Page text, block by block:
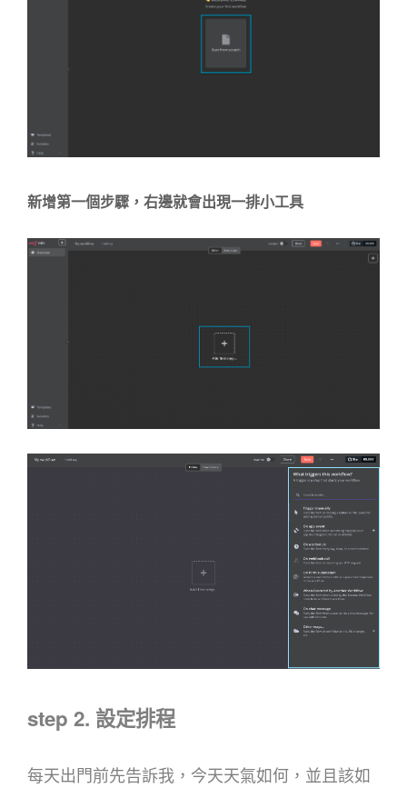
新增第一個步驟，右邊就會出現一排小工具
step 2. 設定排程
每天出門前先告訴我，今天天氣如何，並且該如